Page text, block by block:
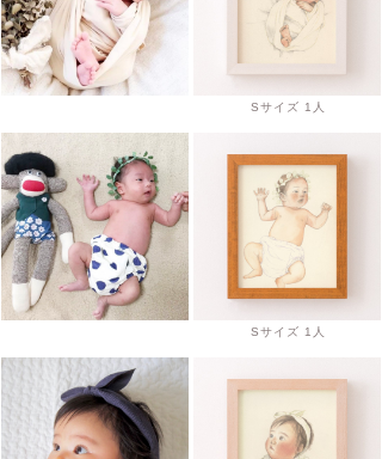
Sサイズ 1人
Sサイズ 1人